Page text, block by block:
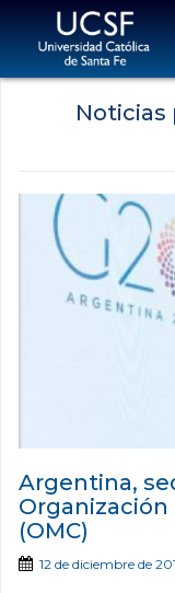
Noticias
Argentina,
(OMC)
12 de diciembre de